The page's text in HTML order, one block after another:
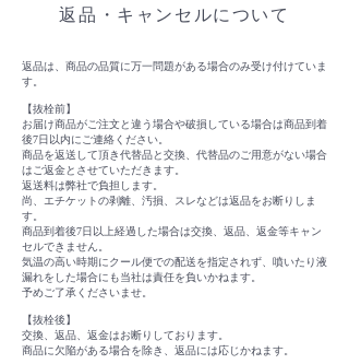
返品・キャンセルについて
返品は、商品の品質に万一問題がある場合のみ受け付けていま
す。
【抜栓前】
お届け商品がご注文と違う場合や破損している場合は商品到着
後7日以内にご連絡ください。
商品を返送して頂き代替品と交換、代替品のご用意がない場合
はご返金とさせていただきます。
返送料は弊社で負担します。
尚、エチケットの剥離、汚損、スレなどは返品をお断りしま
す。
商品到着後7日以上経過した場合は交換、返品、返金等キャン
セルできません。
気温の高い時期にクール便での配送を指定されず、噴いたり液
漏れをした場合にも当社は責任を負いかねます。
予めご了承くださいませ。
【抜栓後】
交換、返品、返金はお断りしております。
商品に欠陥がある場合を除き、返品には応じかねます。